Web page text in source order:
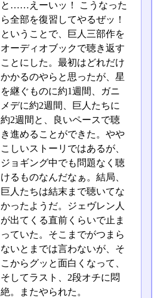
と……えーいッ！ こうなった
ら全部を復習してやるぜッ！
ということで、巨人三部作を
オーディオブックで聴き返す
ことにした。最初はどれだけ
かかるのやらと思ったが、星
を継ぐものに約1週間、ガニ
メデに約2週間、巨人たちに
約2週間と、良いペースで聴
き進めることができた。やや
こしいストーリではあるが、
ジョギング中でも問題なく聴
けるものなんだなぁ。結局、
巨人たちは結末まで聴いてな
かったようだ。ジェヴレン人
が出てくる直前くらいで止ま
っていた。そこまでがつまら
ないとまでは言わないが、そ
こからグッと面白くなって、
そしてラスト、2段オチに悶
絶。またやられた。